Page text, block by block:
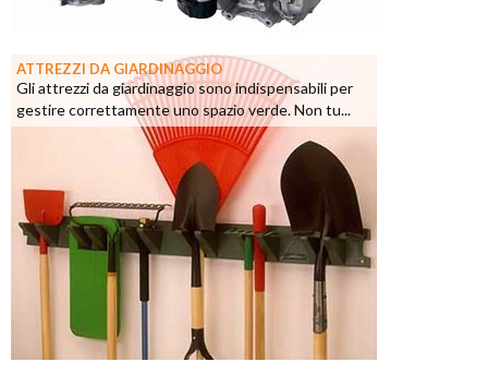
ATTREZZI DA GIARDINAGGIO
Gli attrezzi da giardinaggio sono indispensabili per
gestire correttamente uno spazio verde. Non tu...